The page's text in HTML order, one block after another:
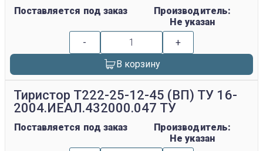
Поставляется под заказ
Производитель:
Не указан
-
+
В корзину
Тиристор Т222-25-12-45 (ВП) ТУ 16-
2004.ИЕАЛ.432000.047 ТУ
Поставляется под заказ
Производитель:
Не указан